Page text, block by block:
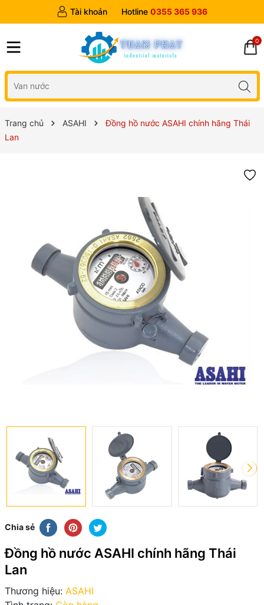
Tài khoản Hotline 0355 365 936
0
Trang chủ ASAHI
Đồng hồ nước ASAHI chính hãng Thái
Lan
Chia sẻ
Đồng hồ nước ASAHI chính hãng Thái
Lan
Thương hiệu: ASAHI